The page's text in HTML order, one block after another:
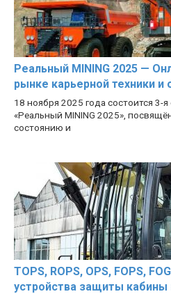
Реальный MINING 2025 —
рынке карьерной техники и
18 ноября 2025 года состоится 3-
«Реальный MINING 2025»,
состоянию и
TOPS, ROPS, OPS, FOPS,
устройства защиты кабины